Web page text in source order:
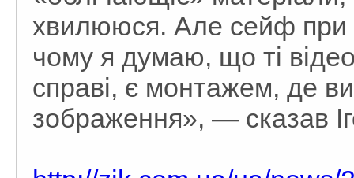
хвилююся. Але сейф при
чому я думаю, що ті
справі, є монтажем, де
зображення», — сказав